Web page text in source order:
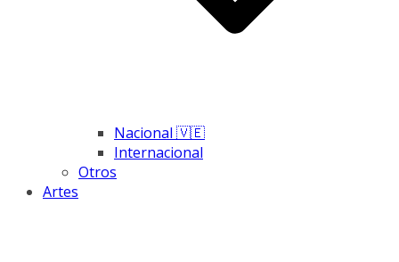
Nacional 🇻🇪
Internacional
Otros
Artes